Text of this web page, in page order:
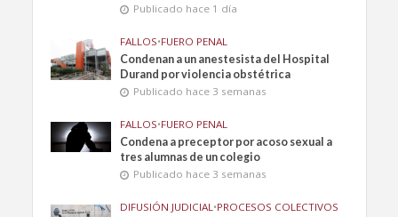
Publicado hace 1 día
FALLOS•FUERO PENAL
Condenan a un anestesista del Hospital
Durand por violencia obstétrica
Publicado hace 3 semanas
FALLOS•FUERO PENAL
Condena a preceptor por acoso sexual a
tres alumnas de un colegio
Publicado hace 3 semanas
DIFUSIÓN JUDICIAL•PROCESOS COLECTIVOS